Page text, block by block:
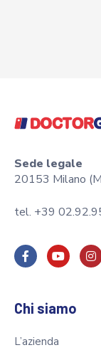
Sede legale
20153 Milano
tel. +39
Chi siamo
L’azienda